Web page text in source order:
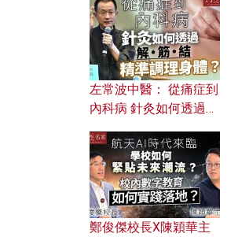
的七情六欲？
左常波中醫： 從痛症到
內科病 針灸如何透過解
鄭俊傑校長X陳穎華主